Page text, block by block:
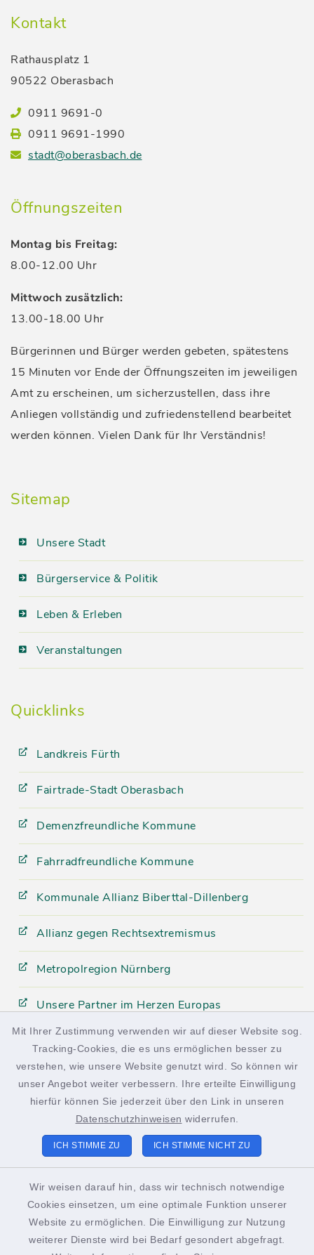
Mit Ihrer Zustimmung verwenden wir auf dieser Website sog.
Tracking-Cookies, die es uns ermöglichen besser zu
verstehen, wie unsere Website genutzt wird. So können wir
unser Angebot weiter verbessern. Ihre erteilte Einwilligung
hierfür können Sie jederzeit über den Link in unseren
Datenschutzhinweisen widerrufen.
ICH STIMME ZU ICH STIMME NICHT ZU
Wir weisen darauf hin, dass wir technisch notwendige
Cookies einsetzen, um eine optimale Funktion unserer
Website zu ermöglichen. Die Einwilligung zur Nutzung
weiterer Dienste wird bei Bedarf gesondert abgefragt.
Kontakt
Rathausplatz 1
90522 Oberasbach
0911 9691-0
0911 9691-1990
stadt@oberasbach.de
Öffnungszeiten
Montag bis Freitag:
8.00-12.00 Uhr
Mittwoch zusätzlich:
13.00-18.00 Uhr
Bürgerinnen und Bürger werden gebeten, spätestens
15 Minuten vor Ende der Öffnungszeiten im jeweiligen
Amt zu erscheinen, um sicherzustellen, dass ihre
Anliegen vollständig und zufriedenstellend bearbeitet
werden können. Vielen Dank für Ihr Verständnis!
Sitemap
Unsere Stadt
Bürgerservice & Politik
Leben & Erleben
Veranstaltungen
Quicklinks
Landkreis Fürth
Fairtrade-Stadt Oberasbach
Demenzfreundliche Kommune
Fahrradfreundliche Kommune
Kommunale Allianz Biberttal-Dillenberg
Allianz gegen Rechtsextremismus
Metropolregion Nürnberg
Unsere Partner im Herzen Europas
facebook
instagram
Kontakt
Datenschutz
Impressum